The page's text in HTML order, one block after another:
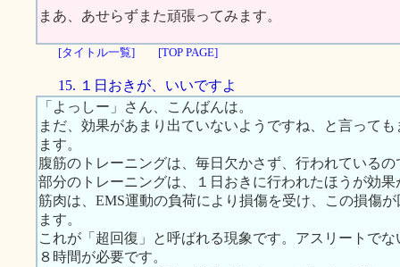
まあ、あせらずまた頑張ってみます。
[タイトル一覧] [TOP PAGE]
15. １日おきが、いいですよ
「よっしー」さん、こんばんは。
まだ、効果があまり出ていないようですね、と言って
ます。
腹筋のトレーニングは、毎日欠かさず、行われている
部分のトレーニングは、１日おきに行われたほうが効果
筋肉は、EMS運動の負荷により損傷を受け、この損傷
ます。
これが「超回復」と呼ばれる現象です。アスリートで
８時間が必要です。